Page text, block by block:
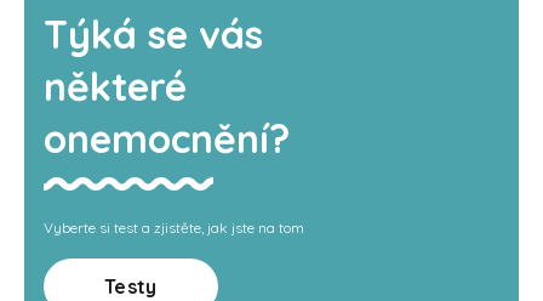
Týká se vás
některé
onemocnění?
Vyberte si test a zjistěte, jak jste na tom
Testy